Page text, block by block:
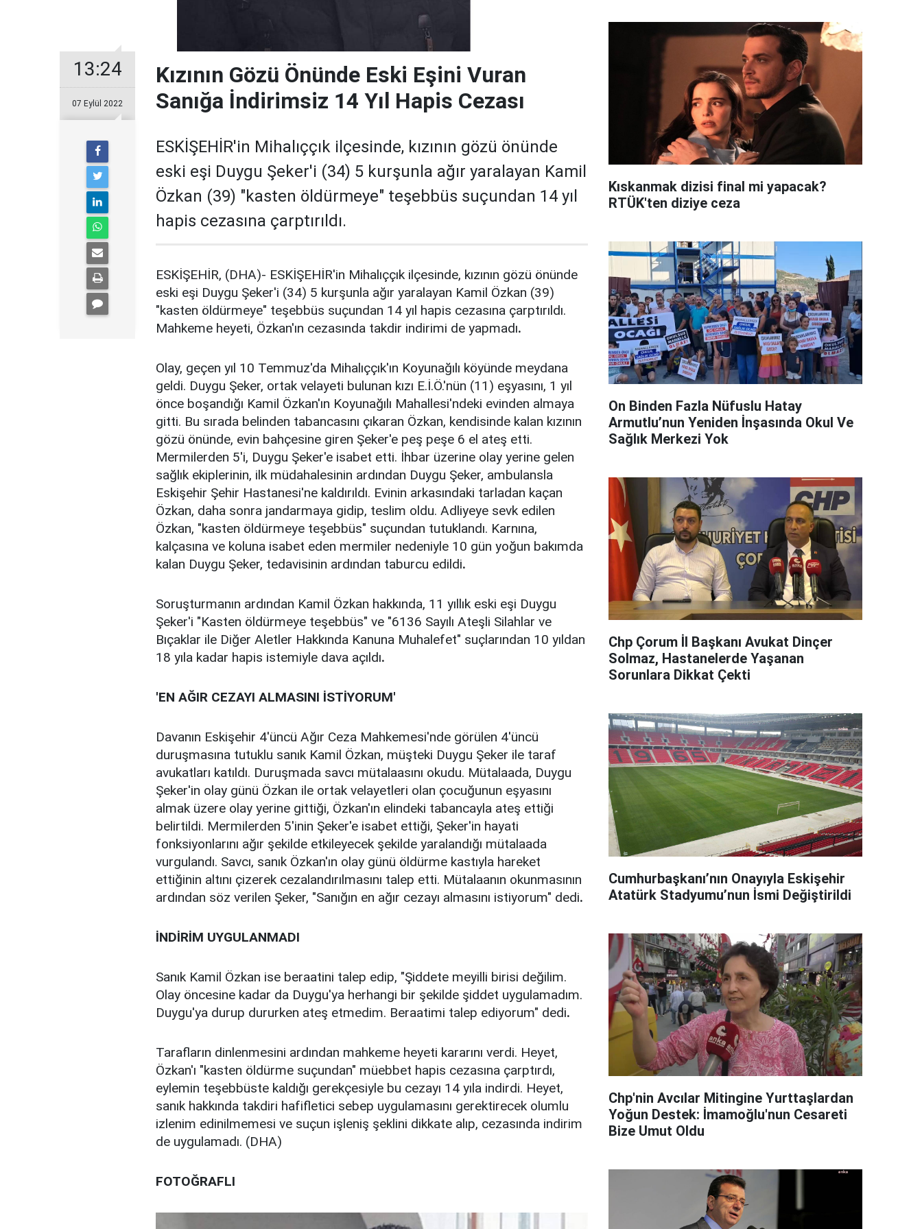
13:24
07 Eylül 2022
Kızının Gözü Önünde Eski Eşini Vuran
Sanığa İndirimsiz 14 Yıl Hapis Cezası
ESKİŞEHİR'in Mihalıççık ilçesinde, kızının gözü önünde
eski eşi Duygu Şeker'i (34) 5 kurşunla ağır yaralayan Kamil
Özkan (39) "kasten öldürmeye" teşebbüs suçundan 14 yıl
hapis cezasına çarptırıldı.
ESKİŞEHİR, (DHA)- ESKİŞEHİR'in Mihalıççık ilçesinde, kızının gözü önünde
eski eşi Duygu Şeker'i (34) 5 kurşunla ağır yaralayan Kamil Özkan (39)
"kasten öldürmeye" teşebbüs suçundan 14 yıl hapis cezasına çarptırıldı.
Mahkeme heyeti, Özkan'ın cezasında takdir indirimi de yapmadı.
Olay, geçen yıl 10 Temmuz'da Mihalıççık'ın Koyunağılı köyünde meydana
geldi. Duygu Şeker, ortak velayeti bulunan kızı E.İ.Ö.'nün (11) eşyasını, 1 yıl
önce boşandığı Kamil Özkan'ın Koyunağılı Mahallesi'ndeki evinden almaya
gitti. Bu sırada belinden tabancasını çıkaran Özkan, kendisinde kalan kızının
gözü önünde, evin bahçesine giren Şeker'e peş peşe 6 el ateş etti.
Mermilerden 5'i, Duygu Şeker'e isabet etti. İhbar üzerine olay yerine gelen
sağlık ekiplerinin, ilk müdahalesinin ardından Duygu Şeker, ambulansla
Eskişehir Şehir Hastanesi'ne kaldırıldı. Evinin arkasındaki tarladan kaçan
Özkan, daha sonra jandarmaya gidip, teslim oldu. Adliyeye sevk edilen
Özkan, "kasten öldürmeye teşebbüs" suçundan tutuklandı. Karnına,
kalçasına ve koluna isabet eden mermiler nedeniyle 10 gün yoğun bakımda
kalan Duygu Şeker, tedavisinin ardından taburcu edildi.
Soruşturmanın ardından Kamil Özkan hakkında, 11 yıllık eski eşi Duygu
Şeker'i "Kasten öldürmeye teşebbüs" ve "6136 Sayılı Ateşli Silahlar ve
Bıçaklar ile Diğer Aletler Hakkında Kanuna Muhalefet" suçlarından 10 yıldan
18 yıla kadar hapis istemiyle dava açıldı.
'EN AĞIR CEZAYI ALMASINI İSTİYORUM'
Davanın Eskişehir 4'üncü Ağır Ceza Mahkemesi'nde görülen 4'üncü
duruşmasına tutuklu sanık Kamil Özkan, müşteki Duygu Şeker ile taraf
avukatları katıldı. Duruşmada savcı mütalaasını okudu. Mütalaada, Duygu
Şeker'in olay günü Özkan ile ortak velayetleri olan çocuğunun eşyasını
almak üzere olay yerine gittiği, Özkan'ın elindeki tabancayla ateş ettiği
belirtildi. Mermilerden 5'inin Şeker'e isabet ettiği, Şeker'in hayati
fonksiyonlarını ağır şekilde etkileyecek şekilde yaralandığı mütalaada
vurgulandı. Savcı, sanık Özkan'ın olay günü öldürme kastıyla hareket
ettiğinin altını çizerek cezalandırılmasını talep etti. Mütalaanın okunmasının
ardından söz verilen Şeker, "Sanığın en ağır cezayı almasını istiyorum" dedi.
İNDİRİM UYGULANMADI
Sanık Kamil Özkan ise beraatini talep edip, "Şiddete meyilli birisi değilim.
Olay öncesine kadar da Duygu'ya herhangi bir şekilde şiddet uygulamadım.
Duygu'ya durup dururken ateş etmedim. Beraatimi talep ediyorum" dedi.
Tarafların dinlenmesini ardından mahkeme heyeti kararını verdi. Heyet,
Özkan'ı "kasten öldürme suçundan" müebbet hapis cezasına çarptırdı,
eylemin teşebbüste kaldığı gerekçesiyle bu cezayı 14 yıla indirdi. Heyet,
sanık hakkında takdiri hafifletici sebep uygulamasını gerektirecek olumlu
izlenim edinilmemesi ve suçun işleniş şeklini dikkate alıp, cezasında indirim
de uygulamadı. (DHA)
FOTOĞRAFLI
Kıskanmak dizisi final mi yapacak?
RTÜK'ten diziye ceza
On Binden Fazla Nüfuslu Hatay
Armutlu’nun Yeniden İnşasında Okul Ve
Sağlık Merkezi Yok
Chp Çorum İl Başkanı Avukat Dinçer
Solmaz, Hastanelerde Yaşanan
Sorunlara Dikkat Çekti
Cumhurbaşkanı’nın Onayıyla Eskişehir
Atatürk Stadyumu’nun İsmi Değiştirildi
Chp'nin Avcılar Mitingine Yurttaşlardan
Yoğun Destek: İmamoğlu'nun Cesareti
Bize Umut Oldu